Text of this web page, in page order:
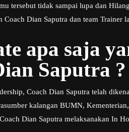
tersebut tidak sampai lupa dan
Coach Dian Saputra dan team Trainer
apa saja
Saputra ?
Coach Dian Saputra telah
kalangan BUMN,
Dian Saputra melaksanakan In